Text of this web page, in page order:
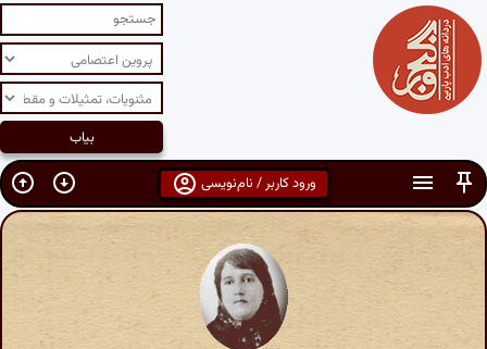
ورود کاربر / نام‌نویسی